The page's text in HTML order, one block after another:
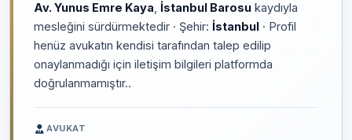
Av. Yunus Emre Kaya İstanbul Barosu kaydıyla
mesleğini sürdürmektedir · Şehir: İstanbul · Profil
henüz avukatın kendisi tarafından talep edilip
onaylanmadığı için iletişim bilgileri platformda
doğrulanmamıştır..
AVUKAT